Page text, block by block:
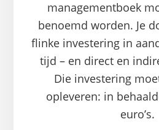
managementboek
benoemd worden. Je
flinke investering in
tijd – en direct en
Die investering
opleveren: in
euro’s.